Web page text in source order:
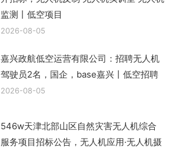
监测丨低空项目
2026-08-05
嘉兴政航低空运营有限公司：招聘无人机
驾驶员2名，国企，base嘉兴丨低空招聘
2026-08-05
546w天津北部山区自然灾害无人机综合
服务项目招标公告，无人机应用·无人机摄